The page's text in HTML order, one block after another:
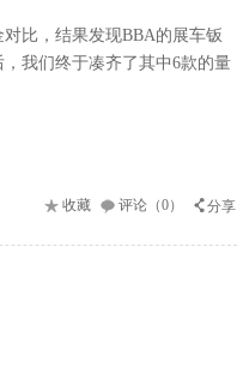
比，结果发现BBA的展车钣
我们终于凑齐了其中6款的量
收藏 评论（0） 分享